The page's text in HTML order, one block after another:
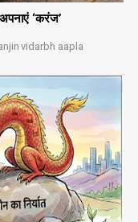
‘करंज’
vidarbh aapla